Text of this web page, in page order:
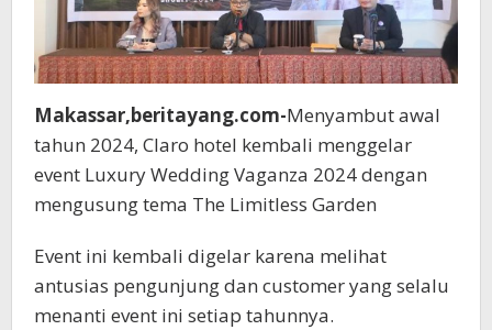
Makassar,beritayang.com-Menyambut awal
tahun 2024, Claro hotel kembali menggelar
event Luxury Wedding Vaganza 2024 dengan
mengusung tema The Limitless Garden
Event ini kembali digelar karena melihat
antusias pengunjung dan customer yang selalu
menanti event ini setiap tahunnya.